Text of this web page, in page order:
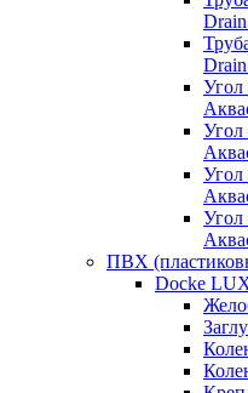
Угол
Угол
Угол
Угол
ПВХ
Docke